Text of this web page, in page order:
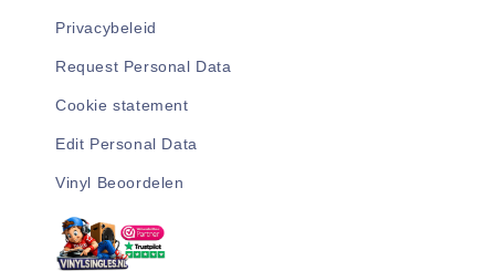
Privacybeleid
Request Personal Data
Cookie statement
Edit Personal Data
Vinyl Beoordelen